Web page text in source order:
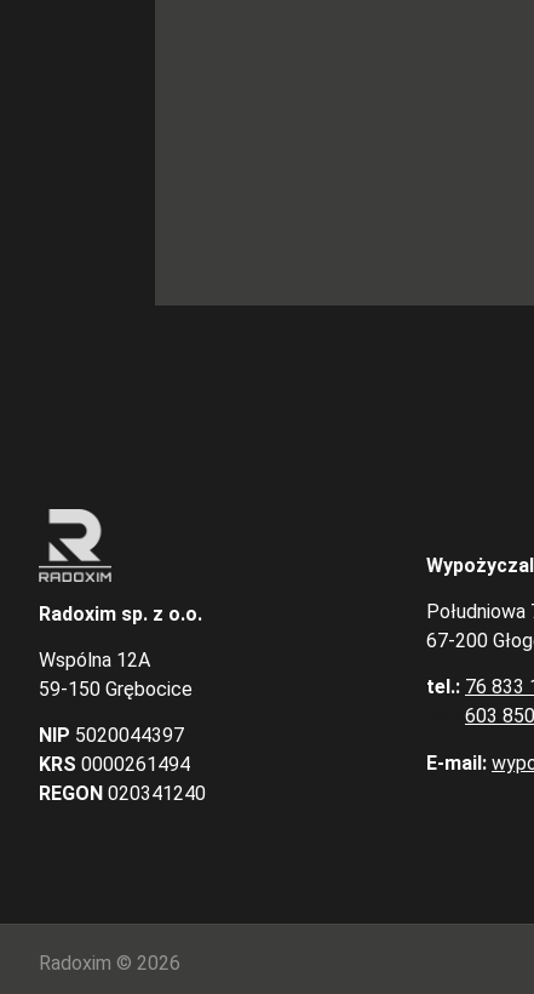
Radoxim sp. z o.o.
Wspólna 12A
59-150 Grębocice
NIP 5020044397
KRS 0000261494
REGON 020341240
Południowa
67-200
tel.: 76 833
603
E-mail:
Radoxim © 2026